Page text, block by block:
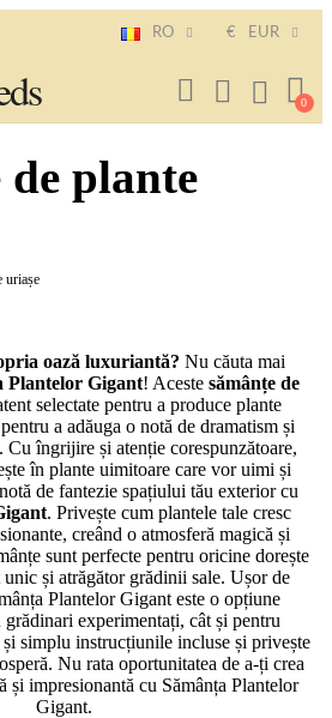
RO € EUR
de plante
uriașe
oază luxuriantă? Nu căuta mai
Plantelor Gigant! Aceste sămânțe de
selectate pentru a produce plante
a adăuga o notă de dramatism și
Cu îngrijire și atenție corespunzătoare,
în plante uimitoare care vor uimi și
de fantezie spațiului tău exterior cu
. Privește cum plantele tale cresc
creând o atmosferă magică și
sunt perfecte pentru oricine dorește
unic și atrăgător grădinii sale. Ușor de
Plantelor Gigant este o opțiune
grădinari experimentați, cât și pentru
simplu instrucțiunile incluse și privește
Nu rata oportunitatea de a-ți crea
și impresionantă cu Sămânța Plantelor
Gigant.